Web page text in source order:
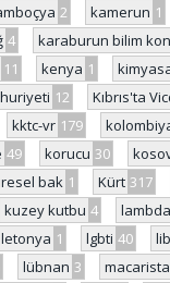
2 kamerun 1
4 karaburun bilim
11 kenya 1
12
Kıbrıs'ta
kktc-vr 179
49 korucu 30
bak 1 Kürt 317
kuzey kutbu 4
letonya 1 lgbti 40
lübnan 3